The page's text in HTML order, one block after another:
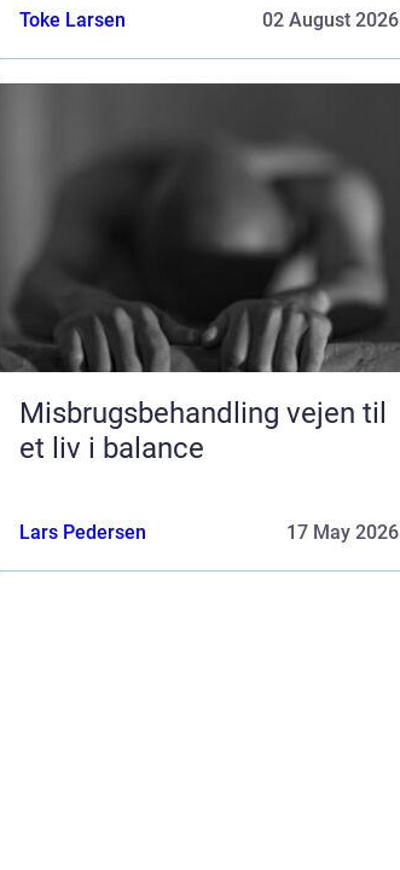
Toke Larsen 02 August 2026
Misbrugsbehandling vejen til
et liv i balance
Lars Pedersen 17 May 2026